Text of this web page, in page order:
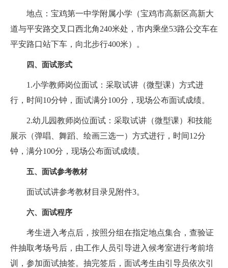
地点：宝鸡第一中学附属小学（宝鸡市高新区高新大
道与平安路交叉口西北角240米处，市内乘坐53路公交车在
平安路口站下车，向北步行400米）。
四、面试形式
1.小学教师岗位面试：采取试讲（微型课）方式进
行，时间10分钟，面试满分100分，现场公布面试成绩。
2.幼儿园教师岗位面试：采取试讲（微型课）和技能
展示（弹唱、舞蹈、绘画三选一）方式进行，时间12分
钟，满分100分，现场公布面试成绩。
五、面试参考教材
面试试讲参考教材目录见附件3。
六、面试程序
考生进入考点后，按照分组在指定地点集合，查验证
件抽取考场号后，由工作人员引导进入候考室进行考前培
训，参加面试抽签。抽完签后，面试考生由引导员依次引